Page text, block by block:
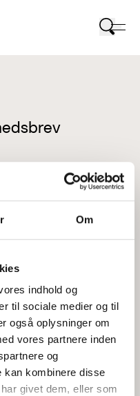
Om
indhold og
til sociale medier og til
også oplysninger om
vores partnere inden
og
kan kombinere disse
givet dem, eller som
personoplysninger i